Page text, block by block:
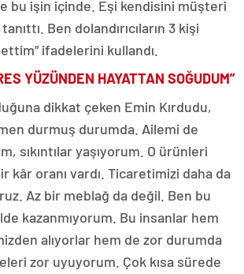
bu işin içinde. Eşi kendisini müşteri
Ben dolandırıcıların 3 kişi
ifadelerini kullandı.
YÜZÜNDEN HAYATTAN SOĞUDUM”
dikkat çeken Emin Kırdudu,
durmuş durumda. Ailemi de
sıkıntılar yaşıyorum. O ürünleri
kâr oranı vardı. Ticaretimizi daha da
Az bir meblağ da değil. Ben bu
kazanmıyorum. Bu insanlar hem
alıyorlar hem de zor durumda
zor uyuyorum. Çok kısa sürede